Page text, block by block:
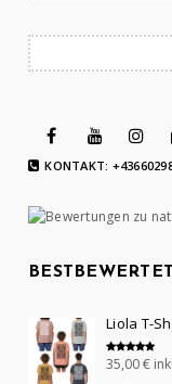
KONTAKT:
Liola T-
Bewertet mit
5.00
35,00€